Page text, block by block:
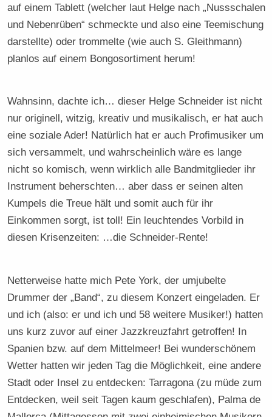
auf einem Tablett (welcher laut Helge nach „Nussschalen
und Nebenrüben“ schmeckte und also eine Teemischung
darstellte) oder trommelte (wie auch S. Gleithmann)
planlos auf einem Bongosortiment herum!
Wahnsinn, dachte ich… dieser Helge Schneider ist nicht
nur originell, witzig, kreativ und musikalisch, er hat auch
eine soziale Ader! Natürlich hat er auch Profimusiker um
sich versammelt, und wahrscheinlich wäre es lange
nicht so komisch, wenn wirklich alle Bandmitglieder ihr
Instrument beherschten… aber dass er seinen alten
Kumpels die Treue hält und somit auch für ihr
Einkommen sorgt, ist toll! Ein leuchtendes Vorbild in
diesen Krisenzeiten: …die Schneider-Rente!
Netterweise hatte mich Pete York, der umjubelte
Drummer der „Band“, zu diesem Konzert eingeladen. Er
und ich (also: er und ich und 58 weitere Musiker!) hatten
uns kurz zuvor auf einer Jazzkreuzfahrt getroffen! In
Spanien bzw. auf dem Mittelmeer! Bei wunderschönem
Wetter hatten wir jeden Tag die Möglichkeit, eine andere
Stadt oder Insel zu entdecken: Tarragona (zu müde zum
Entdecken, weil seit Tagen kaum geschlafen), Palma de